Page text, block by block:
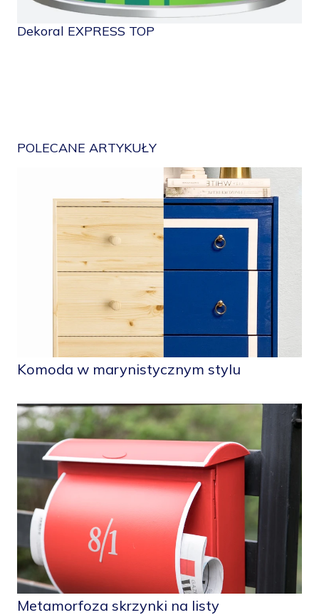
Dekoral EXPRESS TOP
POLECANE ARTYKUŁY
Komoda w marynistycznym stylu
Metamorfoza skrzynki na listy